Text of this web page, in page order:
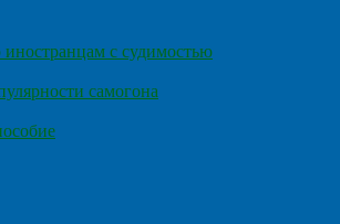
с судимостью
самогона